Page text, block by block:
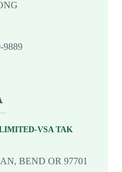
9889
VSA TAK
BEND OR 97701